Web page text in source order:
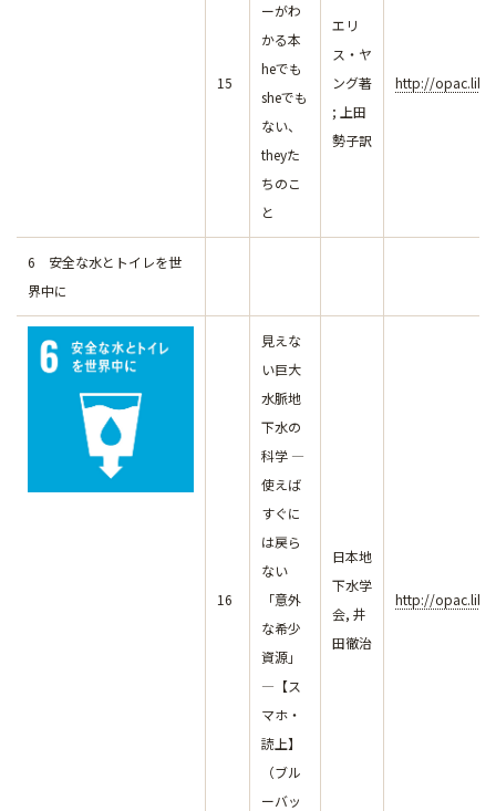
15
ーがわ
かる本
heでも
sheでも
ない、
theyた
ちのこ
と
エリ
ス・ヤ
ング著
; 上田
勢子訳
http://
6 安全な水とトイレを世
界中に
16
見えな
い巨大
水脈地
下水の
科学 ―
使えば
すぐに
は戻ら
ない
「意外
な希少
資源」
―【ス
マホ・
読上】
（ブル
ーバッ
日本地
下水学
会, 井
田徹治
http://